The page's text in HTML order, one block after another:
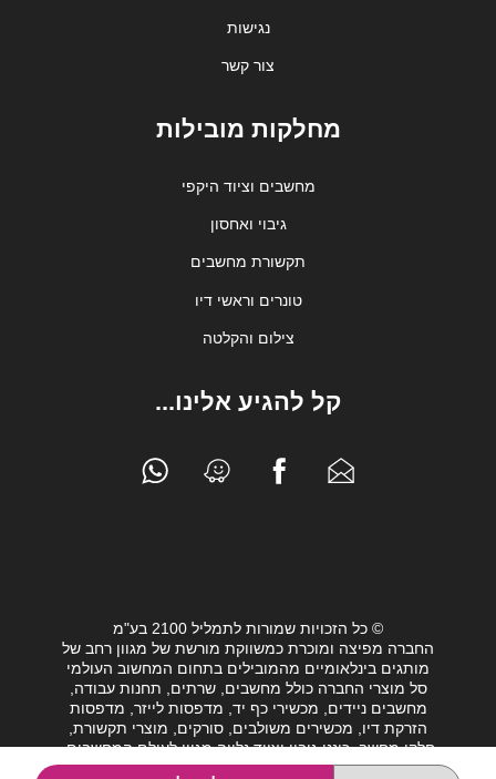
נגישות
צור קשר
מחלקות מובילות
מחשבים וציוד היקפי
גיבוי ואחסון
תקשורת מחשבים
טונרים וראשי דיו
צילום והקלטה
קל להגיע אלינו...
© כל הזכויות שמורות לתמליל 2100 בע"מ
החברה מפיצה ומוכרת כמשווקת מורשת של מגוון רחב של
מותגים בינלאומיים מהמובילים בתחום המחשוב העולמי
סל מוצרי החברה כולל מחשבים, שרתים, תחנות עבודה,
מחשבים ניידים, מכשירי כף יד, מדפסות לייזר, מדפסות
הזרקת דיו, מכשירים משולבים, סורקים, מוצרי תקשורת,
חלקי מחשב, כונני גיבוי וציוד נלווה מגוון לעולם המחשבים.